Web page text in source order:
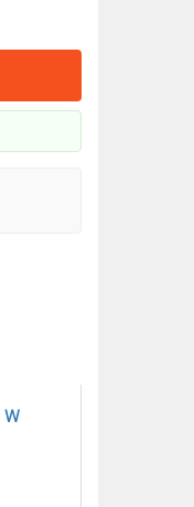
W